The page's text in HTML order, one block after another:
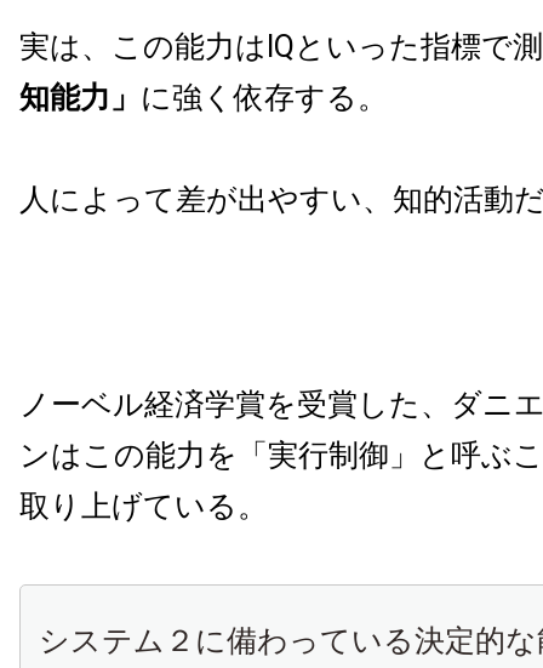
実は、この能力はIQといった指標で
知能力」 に強く依存する。
人によって差が出やすい、知的活動
ノーベル経済学賞を受賞した、ダニ
ンはこの能力を「実行制御」と呼ぶ
取り上げている。
システム２に備わっている決定的